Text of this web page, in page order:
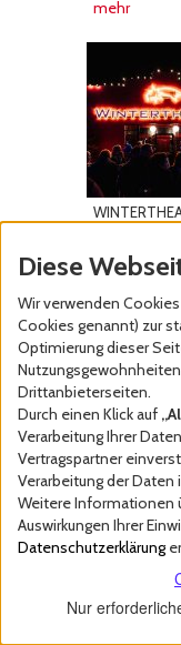
mehr
Diese
Wir verwenden
Cookies genannt) zur
Optimierung dieser
Drittanbieterseiten.
Durch einen Klick auf
Verarbeitung Ihrer
Vertragspartner
Verarbeitung der Daten
Weitere Informationen
Auswirkungen Ihrer
Datenschutzerklärung
Nur